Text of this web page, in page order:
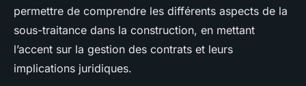
permettre de comprendre les différents aspects de la
sous-traitance dans la construction, en mettant
l’accent sur la gestion des contrats et leurs
implications juridiques.